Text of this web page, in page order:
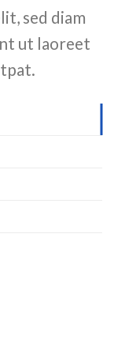
sed diam
ut laoreet